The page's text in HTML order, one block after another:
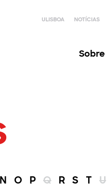
ULISBOA NOTÍCIAS
Sobre
N O P Q R S T U